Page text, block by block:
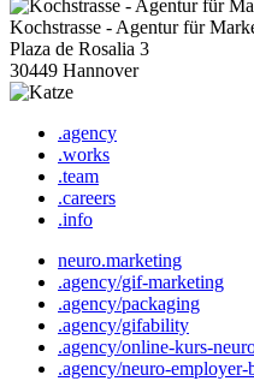
Kochstrasse - Agentur für
Plaza de Rosalia 3
30449 Hannover
.agency
.works
.team
.careers
.info
neuro.marketing
.agency/gif-marketing
.agency/packaging
.agency/gifability
.agency/online-kurs-
.agency/neuro-employer-